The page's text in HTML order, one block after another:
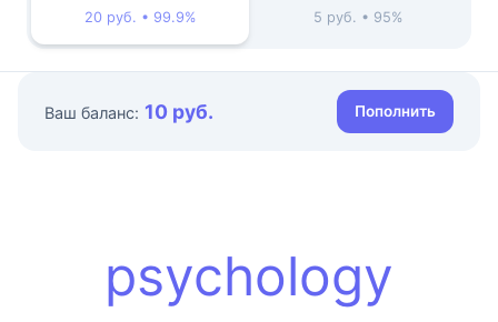
20 руб. • 99.9% 5 руб. • 95%
Ваш баланс: 10 руб. Пополнить
psychology